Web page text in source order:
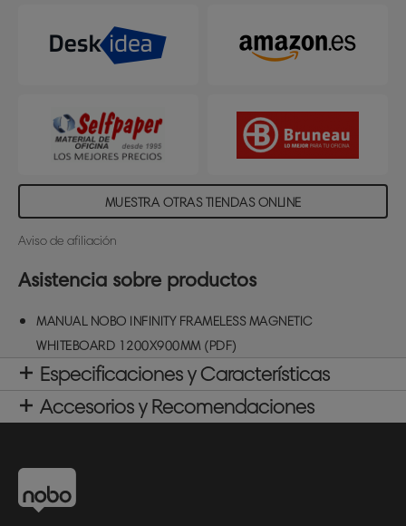
que los tableros sin marco encajen a la perfección
en orientación vertical u horizontal. Los tableros de
acero tienen una superficie curada con rayos UV
liso e impecable. Tamaño 1200 x 900 mm.
MUESTRA OTRAS TIENDAS ONLINE
Aviso de afiliación
Asistencia sobre productos
MANUAL NOBO INFINITY FRAMELESS MAGNETIC
WHITEBOARD 1200X900MM (PDF)
Especificaciones y Características
Accesorios y Recomendaciones